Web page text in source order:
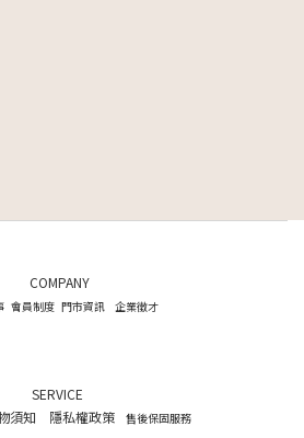
COMPANY
會員制度 門市資訊 企業徵才
SERVICE
須知 隱私權政策 售後保固服務